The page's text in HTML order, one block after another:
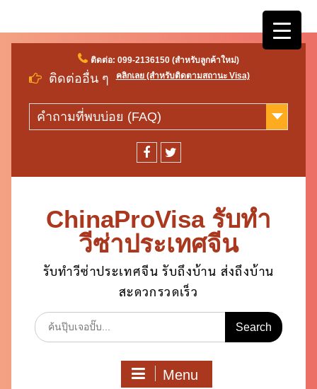
ติดต่อ: 099-2136150 (สำหรับลูกค้าใหม่)
ติดต่ออื่น ๆ คลิกเลย (สำหรับติดตามสถานะ Visa)
คำถามที่พบบ่อย (FAQ)
ChinaProVisa รับทำ
วีซ่าประเทศจีน
รับทำวีซ่าประเทศจีน รับถึงบ้าน ส่งถึงบ้าน
สะดวกรวดเร็ว
Search
for:
Menu